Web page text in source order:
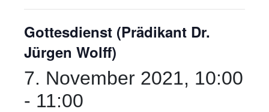
Gottesdienst (Prädikant Dr.
Jürgen Wolff)
7. November 2021, 10:00
- 11:00